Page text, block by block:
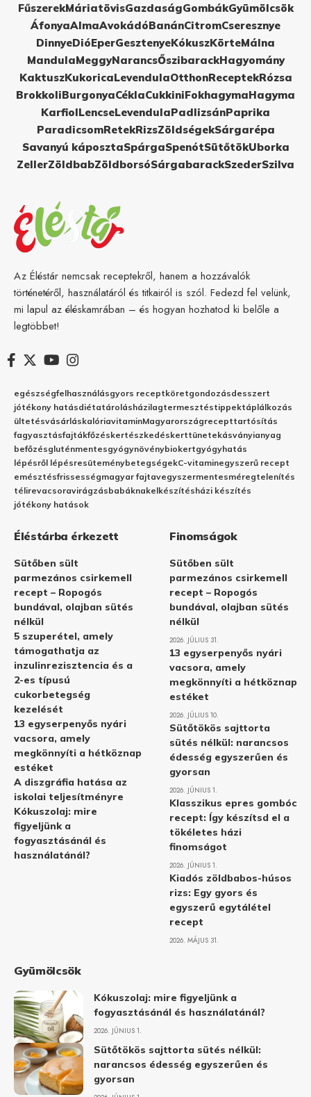
FűszerekMáriatövisGazdaságGombákGyümölcsök
ÁfonyaAlmaAvokádóBanánCitromCseresznye
DinnyeDióEperGesztenyeKókuszKörteMálna
MandulaMeggyNarancsŐszibarackHagyomány
KaktuszKukoricaLevendulaOtthonReceptekRózsa
BrokkoliBurgonyaCéklaCukkiniFokhagymaHagyma
KarfiolLencseLevendulaPadlizsánPaprika
ParadicsomRetekRizsZöldségekSárgarépa
Savanyú káposztaSpárgaSpenótSütőtökUborka
ZellerZöldbabZöldborsóSárgabarackSzederSzilva
Az Éléstár nemcsak receptekről, hanem a hozzávalók
történetéről, használatáról és titkairól is szól. Fedezd fel velünk,
mi lapul az éléskamrában – és hogyan hozhatod ki belőle a
legtöbbet!
egészségfelhasználásgyors receptköretgondozásdesszert
jótékony hatásdiétatárolásházilagtermesztéstippektáplálkozás
ültetésvásárláskalóriavitaminMagyarországrecepttartósítás
fagyasztásfajtákfőzéskertészkedéskerttünetekásványianyag
befőzésgluténmentesgyógynövénybiokertgyógyhatás
lépésről lépésresüteménybetegségekC-vitaminegyszerű recept
emésztésfrissességmagyar fajtavegyszermentesméregtelenítés
télirevacsoravirágzásbabáknakelkészítésházi készítés
jótékony hatások
Éléstárba érkezett
Sütőben sült
parmezános csirkemell
recept – Ropogós
bundával, olajban sütés
nélkül
5 szuperétel, amely
támogathatja az
inzulinrezisztencia és a
2-es típusú
cukorbetegség
kezelését
13 egyserpenyős nyári
vacsora, amely
megkönnyíti a hétköznap
estéket
A diszgráfia hatása az
iskolai teljesítményre
Kókuszolaj: mire
figyeljünk a
fogyasztásánál és
használatánál?
Finomságok
Sütőben sült
parmezános csirkemell
recept – Ropogós
bundával, olajban sütés
nélkül
2026. JÚLIUS 31.
13 egyserpenyős nyári
vacsora, amely
megkönnyíti a hétköznap
estéket
2026. JÚLIUS 10.
Sütőtökös sajttorta
sütés nélkül: narancsos
édesség egyszerűen és
gyorsan
2026. JÚNIUS 1.
Klasszikus epres gombóc
recept: Így készítsd el a
tökéletes házi
finomságot
2026. JÚNIUS 1.
Kiadós zöldbabos-húsos
rizs: Egy gyors és
egyszerű egytálétel
recept
2026. MÁJUS 31.
Gyümölcsök
Kókuszolaj: mire figyeljünk a
fogyasztásánál és használatánál?
2026. JÚNIUS 1.
Sütőtökös sajttorta sütés nélkül:
narancsos édesség egyszerűen és
gyorsan